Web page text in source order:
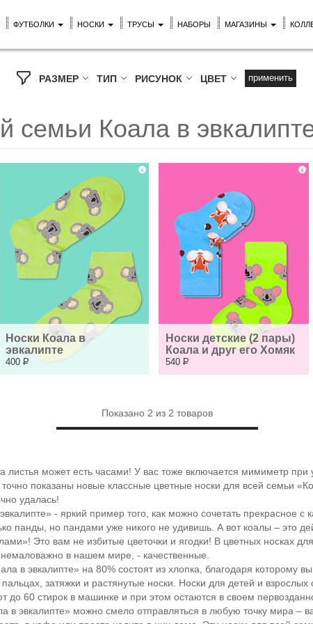
ФУТБОЛКИ НОСКИ ТРУСЫ НАБОРЫ МАГАЗИНЫ
РАЗМЕР ТИП РИСУНОК ЦВЕТ применить
семьи Коала в
Носки Коала в
эвкалипте
400 Р
Носки детские (2 пары)
Коала и друг его Хомяк
540 Р
Показано 2 из 2 товаров
может есть часами! У вас тоже включается мимиметр
показаны новые классные цветные носки для всей семьи
удалась!
- яркий пример того, как можно сочетать прекрасное
панды, но пандами уже никого не удивишь. А вот коалы – это
Это вам не избитые цветочки и ягодки! В цветных носках
в нашем мире, - качественные.
в эвкалипте» на 80% состоят из хлопка, благодаря которому
затяжки и растянутые носки. Носки для детей и
60 стирок в машинке и при этом остаются в своем
в эвкалипте» можно смело отправляться в любую точку мира –